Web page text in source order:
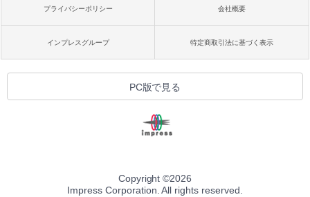
プライバシーポリシー 会社概要
インプレスグループ 特定商取引法に基づく表示
PC版で見る
Copyright ©2026
Impress Corporation. All rights reserved.